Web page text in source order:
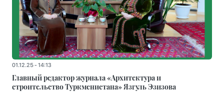
01.12.25 - 14:13
Главный редактор журнала «Архитектура и
строительство Туркменистана» Язгуль Эзизова